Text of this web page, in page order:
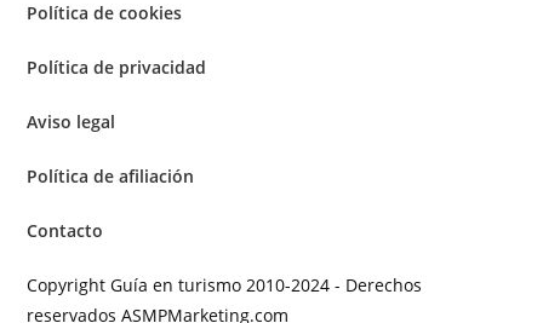
Política de cookies
Política de privacidad
Aviso legal
Política de afiliación
Contacto
Copyright Guía en turismo 2010-2024 - Derechos
reservados ASMPMarketing.com